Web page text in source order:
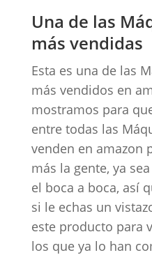
Una de las
más vendidas
Esta es una de las
más vendidos en
mostramos para
entre todas las
venden en amazon
más la gente, ya
el boca a boca, así
si le echas un
este producto para
los que ya lo han